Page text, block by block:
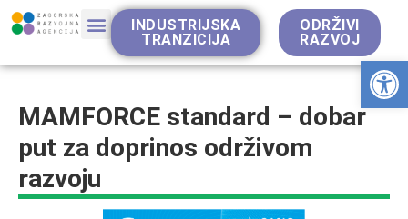
INDUSTRIJSKA
TRANZICIJA
ODRŽIVI
RAZVOJ
MAMFORCE standard – dobar
put za doprinos održivom
razvoju